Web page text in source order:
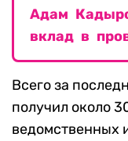
Адам
вклад в
Всего за
получил около
ведомственных